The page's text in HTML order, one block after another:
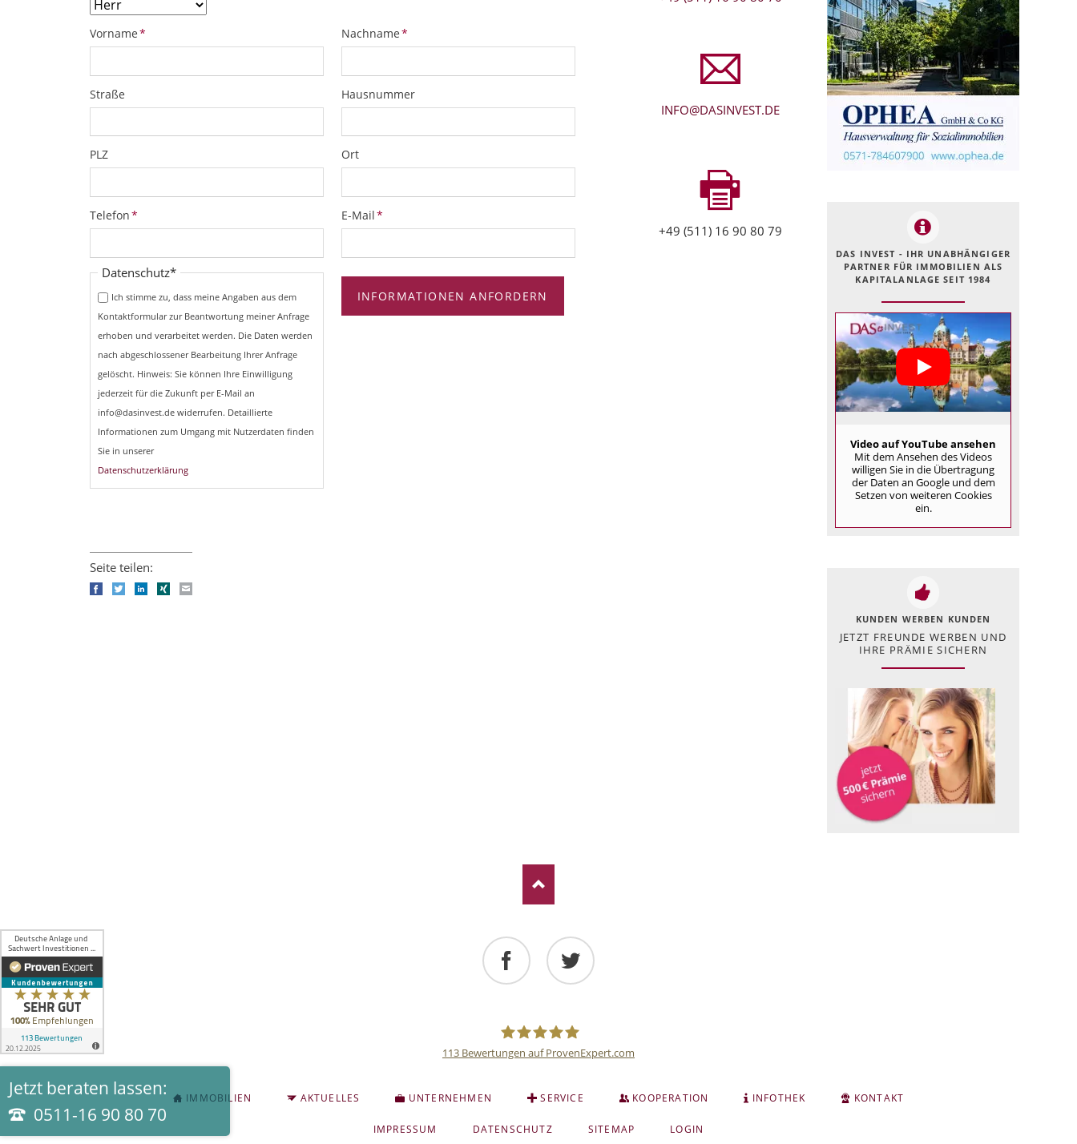
Jetzt beraten lassen:
0511-16 90 80 70
Pflichtfeld
Vorname* Pflichtfeld
Nachname*
Straße Hausnummer
PLZ Ort
Pflichtfeld
Telefon* Pflichtfeld
E-Mail*
Pflichtfeld
Datenschutz*
Ich stimme zu, dass meine Angaben aus dem
Kontaktformular zur Beantwortung meiner Anfrage
erhoben und verarbeitet werden. Die Daten werden
nach abgeschlossener Bearbeitung Ihrer Anfrage
gelöscht. Hinweis: Sie können Ihre Einwilligung
jederzeit für die Zukunft per E-Mail an
info@dasinvest.de widerrufen. Detaillierte
Informationen zum Umgang mit Nutzerdaten finden
Sie in unserer
Datenschutzerklärung
INFORMATIONEN ANFORDERN
INFO@DASINVEST.DE
+49 (511) 16 90 80 79
Seite teilen:
FacebookTwitterLinkedIn
Xing
DAS INVEST - IHR UNABHÄNGIGER
PARTNER FÜR IMMOBILIEN ALS
KAPITALANLAGE SEIT 1984
Video auf YouTube ansehen
Mit dem Ansehen des Videos
willigen Sie in die Übertragung
der Daten an Google und dem
Setzen von weiteren Cookies
ein.
KUNDEN WERBEN KUNDEN
JETZT FREUNDE WERBEN UND
IHRE PRÄMIE SICHERN
Anlage
113 Bewertungen auf ProvenExpert.com
NAVIGATION
ÜBERSPRINGEN
IMMOBILIEN AKTUELLES UNTERNEHMEN SERVICE KOOPERATION INFOTHEK
KONTAKT
ÜBERSPRINGEN
IMPRESSUM DATENSCHUTZ SITEMAP LOGIN